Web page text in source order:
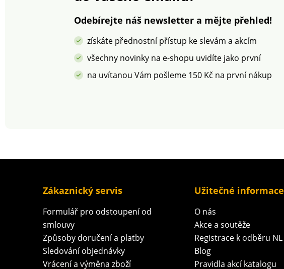
Odebírejte náš newsletter a mějte přehled!
získáte přednostní přístup ke slevám a akcím
všechny novinky na e-shopu uvidíte jako první
na uvítanou Vám pošleme 150 Kč na první nákup
Zákaznický servis
Formulář pro odstoupení od
smlouvy
Způsoby doručení a platby
Sledování objednávky
Vrácení a výměna zboží
Užitečné informace
O nás
Akce a soutěže
Registrace k odběru NL
Blog
Pravidla akcí katalogu